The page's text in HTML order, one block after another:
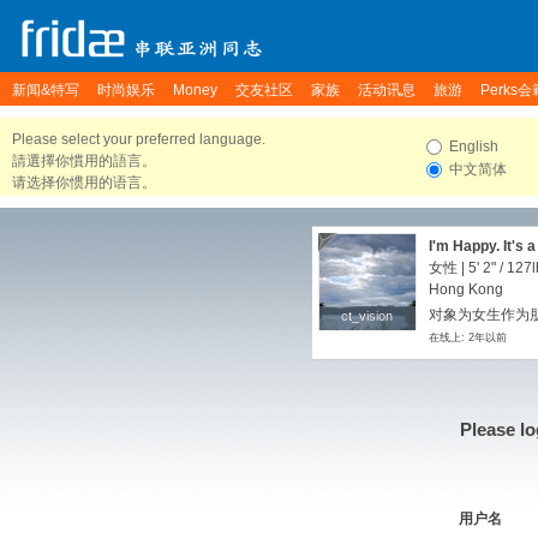
新闻&特写 时尚娱乐 Money 交友社区 家族 活动讯息 旅游 Perks会
Please select your preferred language.
請選擇你慣用的語言。
请选择你惯用的语言。
English
中文简体
ct_vision
ct_vision
I'm Happy. It's
女性 | 5' 2" /
Hong Kong
对象为女生作为
在线上: 2年以前
Please
用户名